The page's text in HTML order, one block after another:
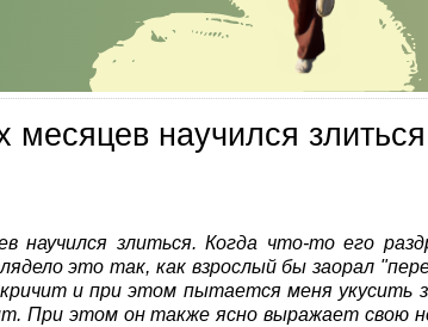
научился злиться
научился злиться. Когда что-то его
это так, как взрослый бы заорал
и при этом пытается меня укусить
При этом он также ясно выражает свою